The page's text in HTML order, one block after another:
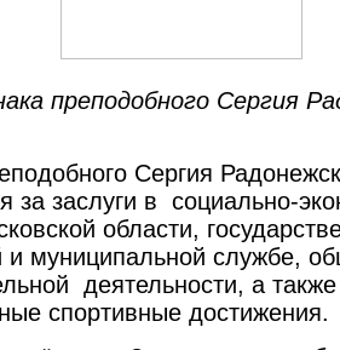
преподобного Сергия
Сергия
за заслуги в социально-
области,
и муниципальной службе,
деятельности, а также
спортивные достижения.